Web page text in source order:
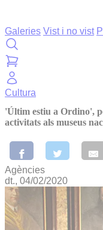
Galeries Vist i no vist
Cultura
'Últim estiu a Ordino',
activitats als museus
Agències
dt., 04/02/2020